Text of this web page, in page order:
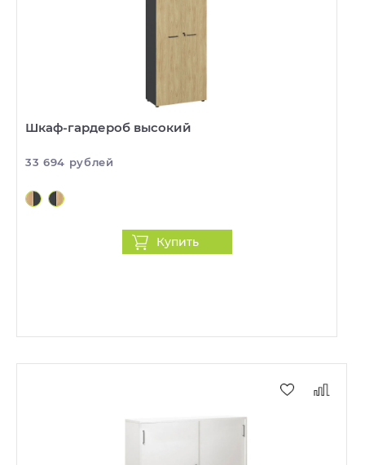
Шкаф-гардероб высокий
33 694 рублей
Купить